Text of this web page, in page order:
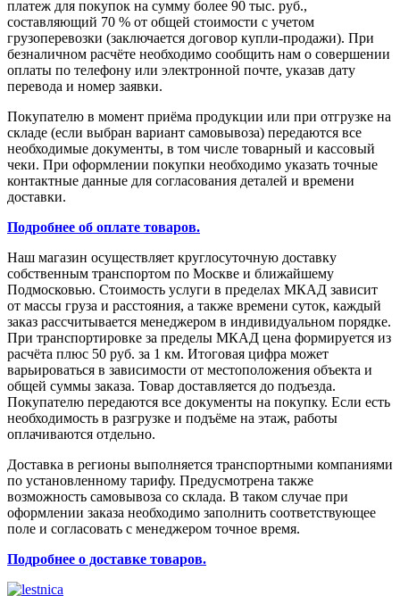
платеж для покупок на сумму более 90 тыс. руб.,
составляющий 70 % от общей стоимости с учетом
грузоперевозки (заключается договор купли-продажи). При
безналичном расчёте необходимо сообщить нам о совершении
оплаты по телефону или электронной почте, указав дату
перевода и номер заявки.
Покупателю в момент приёма продукции или при отгрузке на
складе (если выбран вариант самовывоза) передаются все
необходимые документы, в том числе товарный и кассовый
чеки. При оформлении покупки необходимо указать точные
контактные данные для согласования деталей и времени
доставки.
Подробнее об оплате товаров.
Наш магазин осуществляет круглосуточную доставку
собственным транспортом по Москве и ближайшему
Подмосковью. Стоимость услуги в пределах МКАД зависит
от массы груза и расстояния, а также времени суток, каждый
заказ рассчитывается менеджером в индивидуальном порядке.
При транспортировке за пределы МКАД цена формируется из
расчёта плюс 50 руб. за 1 км. Итоговая цифра может
варьироваться в зависимости от местоположения объекта и
общей суммы заказа. Товар доставляется до подъезда.
Покупателю передаются все документы на покупку. Если есть
необходимость в разгрузке и подъёме на этаж, работы
оплачиваются отдельно.
Доставка в регионы выполняется транспортными компаниями
по установленному тарифу. Предусмотрена также
возможность самовывоза со склада. В таком случае при
оформлении заказа необходимо заполнить соответствующее
поле и согласовать с менеджером точное время.
Подробнее о доставке товаров.